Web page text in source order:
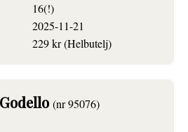
16(!)
2025-11-21
229 kr (Helbutelj)
(nr 95076)